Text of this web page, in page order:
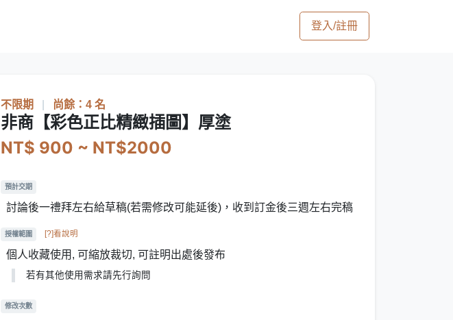
登入/註冊
不限期 尚餘：4 名
非商【彩色正比精緻插圖】厚塗
NT$ 900 ~ NT$2000
預計交期
討論後一禮拜左右給草稿(若需修改可能延後)，收到訂金後三週左右完稿
授權範圍 [?]看說明
個人收藏使用, 可縮放裁切, 可註明出處後發布
若有其他使用需求請先行詢問
修改次數